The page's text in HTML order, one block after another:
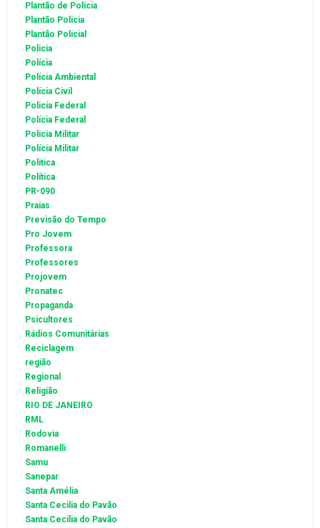
Plantão de Polícia
Plantão Policia
Plantão Policial
Policia
Polícia
Polícia Ambiental
Polícia Civil
Policia Federal
Polícia Federal
Policia Militar
Polícia Militar
Politica
Política
PR-090
Praias
Previsão do Tempo
Pro Jovem
Professora
Professores
Projovem
Pronatec
Propaganda
Psicultores
Rádios Comunitárias
Reciclagem
região
Regional
Religião
RIO DE JANEIRO
RML
Rodovia
Romanelli
Samu
Sanepar
Santa Amélia
Santa Cecilia do Pavão
Santa Cecília do Pavão